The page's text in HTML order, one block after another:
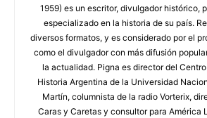
1959) es un escritor, divulgador histórico,
especializado en la historia de su país.
diversos formatos, y es considerado por el
como el divulgador con más difusión
la actualidad. Pigna es director del
Historia Argentina de la Universidad
Martín, columnista de la radio Vorterix,
Caras y Caretas y consultor para América